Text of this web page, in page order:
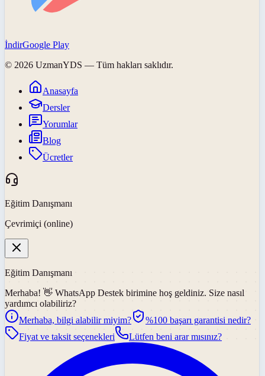
İndirGoogle Play
© 2026 UzmanYDS — Tüm hakları saklıdır.
Anasayfa
Dersler
Yorumlar
Blog
Ücretler
Eğitim Danışmanı
Çevrimiçi (online)
Eğitim Danışmanı
Merhaba! 👋 WhatsApp Destek birimine hoş geldiniz. Size nasıl
yardımcı olabiliriz?
Merhaba, bilgi alabilir miyim?
%100 başarı garantisi nedir?
Fiyat ve taksit seçenekleri
Lütfen beni arar mısınız?